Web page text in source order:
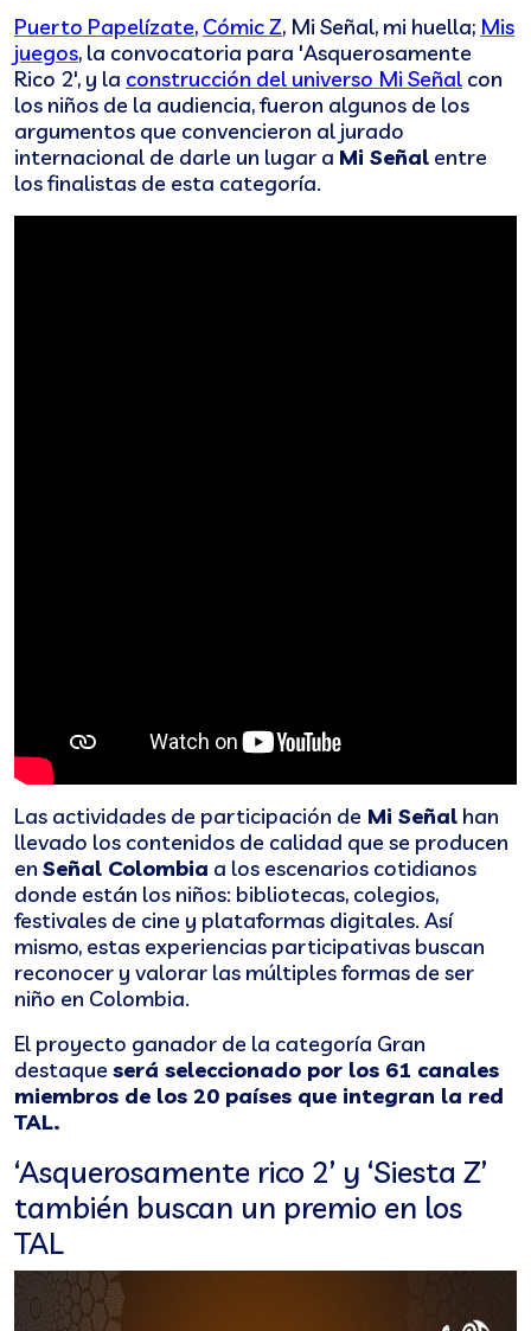
Puerto Papelízate, Cómic Z, Mi Señal, mi huella; Mis
juegos, la convocatoria para 'Asquerosamente
Rico 2', y la construcción del universo Mi Señal con
los niños de la audiencia, fueron algunos de los
argumentos que convencieron al jurado
internacional de darle un lugar a Mi Señal entre
los finalistas de esta categoría.
Las actividades de participación de Mi Señal han
llevado los contenidos de calidad que se producen
en Señal Colombia a los escenarios cotidianos
donde están los niños: bibliotecas, colegios,
festivales de cine y plataformas digitales. Así
mismo, estas experiencias participativas buscan
reconocer y valorar las múltiples formas de ser
niño en Colombia.
El proyecto ganador de la categoría Gran
destaque será seleccionado por los 61 canales
miembros de los 20 países que integran la red
TAL.
‘Asquerosamente rico 2’ y ‘Siesta Z’
también buscan un premio en los
TAL